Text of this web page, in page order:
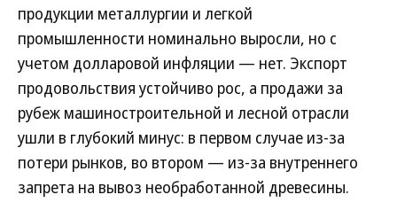
продукции металлургии и легкой
промышленности номинально выросли, но с
учетом долларовой инфляции — нет. Экспорт
продовольствия устойчиво рос, а продажи за
рубеж машиностроительной и лесной отрасли
ушли в глубокий минус: в первом случае из-за
потери рынков, во втором — из-за внутреннего
запрета на вывоз необработанной древесины.